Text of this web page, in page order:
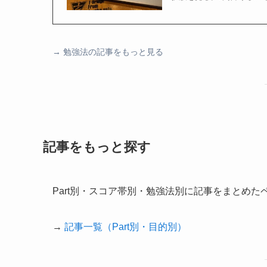
→ 勉強法の記事をもっと見る
記事をもっと探す
Part別・スコア帯別・勉強法別に記事をまとめた
→ 記事一覧（Part別・目的別）